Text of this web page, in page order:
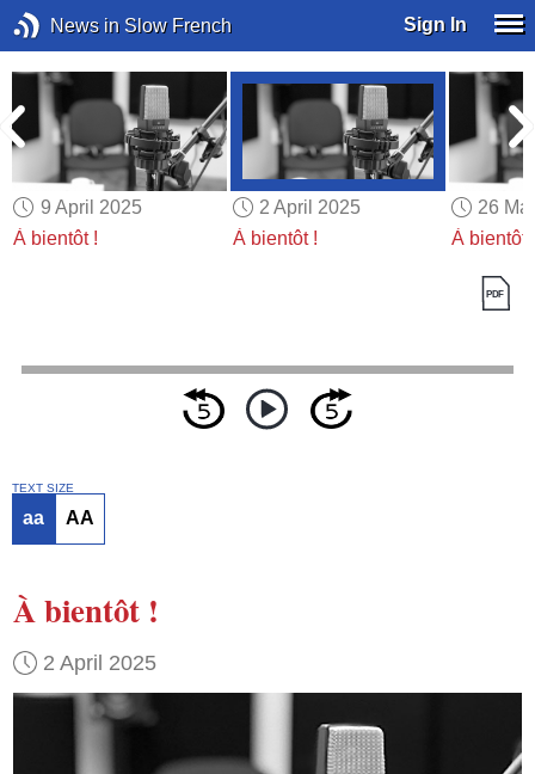
News in Slow French Sign In
9 April 2025
À bientôt !
2 April 2025
À bientôt !
26
À bientôt !
TEXT SIZE
aa AA
À bientôt !
2 April 2025